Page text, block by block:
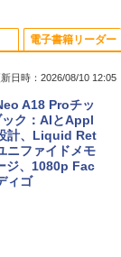
日時：2026/08/10 12:05
A18 Proチッ
ク：AIとAppl
計、Liquid Ret
ニファイドメモ
ジ、1080p Fac
ィゴ
電子書籍リーダー